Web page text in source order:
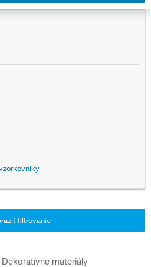
filtrovanie
Dekoratívne materiály